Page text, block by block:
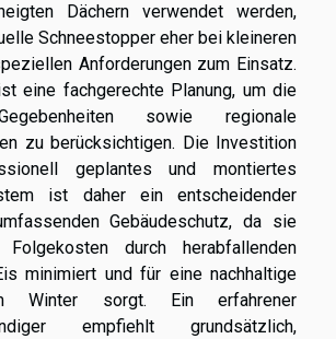
Dächern verwendet werden,
Schneestopper eher bei kleineren
Anforderungen zum Einsatz.
eine fachgerechte Planung, um die
sowie regionale
zu berücksichtigen. Die Investition
geplantes und montiertes
ist daher ein entscheidender
Gebäudeschutz, da sie
durch herabfallenden
minimiert und für eine nachhaltige
Winter sorgt. Ein erfahrener
empfiehlt grundsätzlich,